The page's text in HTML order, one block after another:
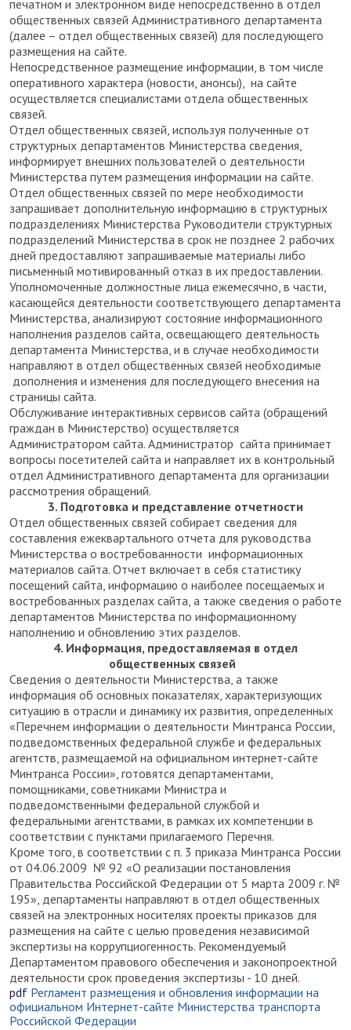
печатном и электронном виде непосредственно в отдел
общественных связей Административного департамента
(далее – отдел общественных связей) для последующего
размещения на сайте.
Непосредственное размещение информации, в том числе
оперативного характера (новости, анонсы), на сайте
осуществляется специалистами отдела общественных
связей.
Отдел общественных связей, используя полученные от
структурных департаментов Министерства сведения,
информирует внешних пользователей о деятельности
Министерства путем размещения информации на сайте.
Отдел общественных связей по мере необходимости
запрашивает дополнительную информацию в структурных
подразделениях Министерства Руководители структурных
подразделений Министерства в срок не позднее 2 рабочих
дней предоставляют запрашиваемые материалы либо
письменный мотивированный отказ в их предоставлении.
Уполномоченные должностные лица ежемесячно, в части,
касающейся деятельности соответствующего департамента
Министерства, анализируют состояние информационного
наполнения разделов сайта, освещающего деятельность
департамента Министерства, и в случае необходимости
направляют в отдел общественных связей необходимые
дополнения и изменения для последующего внесения на
страницы сайта.
Обслуживание интерактивных сервисов сайта (обращений
граждан в Министерство) осуществляется
Администратором сайта. Администратор сайта принимает
вопросы посетителей сайта и направляет их в контрольный
отдел Административного департамента для организации
рассмотрения обращений.
3. Подготовка и представление отчетности
Отдел общественных связей собирает сведения для
составления ежеквартального отчета для руководства
Министерства о востребованности информационных
материалов сайта. Отчет включает в себя статистику
посещений сайта, информацию о наиболее посещаемых и
востребованных разделах сайта, а также сведения о работе
департаментов Министерства по информационному
наполнению и обновлению этих разделов.
4. Информация, предоставляемая в отдел
общественных связей
Сведения о деятельности Министерства, а также
информация об основных показателях, характеризующих
ситуацию в отрасли и динамику их развития, определенных
«Перечнем информации о деятельности Минтранса России,
подведомственных федеральной службе и федеральных
агентств, размещаемой на официальном интернет-сайте
Минтранса России», готовятся департаментами,
помощниками, советниками Министра и
подведомственными федеральной службой и
федеральными агентствами, в рамках их компетенции в
соответствии с пунктами прилагаемого Перечня.
Кроме того, в соответствии с п. 3 приказа Минтранса России
от 04.06.2009 № 92 «О реализации постановления
Правительства Российской Федерации от 5 марта 2009 г. №
195», департаменты направляют в отдел общественных
связей на электронных носителях проекты приказов для
размещения на сайте с целью проведения независимой
экспертизы на коррупциогенность. Рекомендуемый
Департаментом правового обеспечения и законопроектной
деятельности срок проведения экспертизы - 10 дней.
pdf Регламент размещения и обновления информации на
официальном Интернет-сайте Министерства транспорта
Российской Федерации